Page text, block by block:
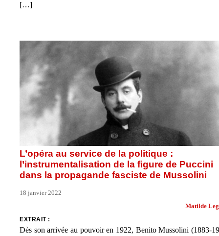
[…]
L’opéra au service de la politique :
l’instrumentalisation de la figure de Puccini
dans la propagande fasciste de Mussolini
18 janvier 2022
Matilde
EXTRAIT :
Dès son arrivée au pouvoir en 1922, Benito Mussolini (1883-